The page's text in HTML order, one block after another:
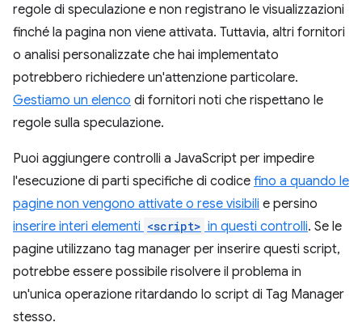
regole di speculazione e non registrano le visualizzazioni
finché la pagina non viene attivata. Tuttavia, altri fornitori
o analisi personalizzate che hai implementato
potrebbero richiedere un'attenzione particolare.
Gestiamo un elenco di fornitori noti che rispettano le
regole sulla speculazione.
Puoi aggiungere controlli a JavaScript per impedire
l'esecuzione di parti specifiche di codice fino a quando le
pagine non vengono attivate o rese visibili e persino
inserire interi elementi <script> in questi controlli. Se le
pagine utilizzano tag manager per inserire questi script,
potrebbe essere possibile risolvere il problema in
un'unica operazione ritardando lo script di Tag Manager
stesso.